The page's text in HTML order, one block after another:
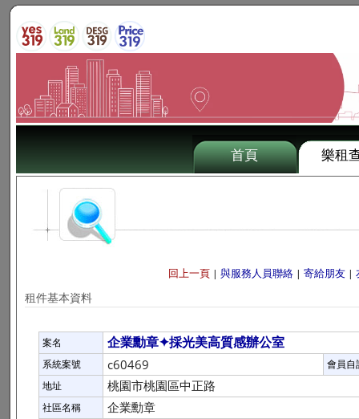
首頁 樂租
回上一頁 | 與服務人員聯絡 | 寄給朋友 |
租件基本資料
案名 企業勳章✦採光美高質感辦公室
系統案號 c60469
會員自
地址
桃園市桃園區中正路
社區名稱 企業勳章